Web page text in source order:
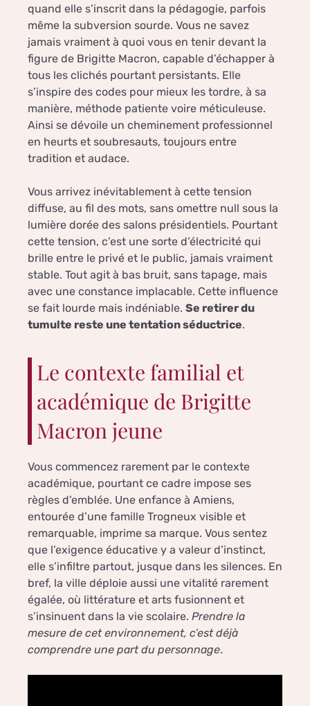
quand elle s’inscrit dans la pédagogie, parfois
même la subversion sourde. Vous ne savez
jamais vraiment à quoi vous en tenir devant la
figure de Brigitte Macron, capable d’échapper à
tous les clichés pourtant persistants. Elle
s’inspire des codes pour mieux les tordre, à sa
manière, méthode patiente voire méticuleuse.
Ainsi se dévoile un cheminement professionnel
en heurts et soubresauts, toujours entre
tradition et audace.
Vous arrivez inévitablement à cette tension
diffuse, au fil des mots, sans omettre null sous la
lumière dorée des salons présidentiels. Pourtant
cette tension, c’est une sorte d’électricité qui
brille entre le privé et le public, jamais vraiment
stable. Tout agit à bas bruit, sans tapage, mais
avec une constance implacable. Cette influence
se fait lourde mais indéniable. Se retirer du
tumulte reste une tentation séductrice.
Le contexte familial et
académique de Brigitte
Macron jeune
Vous commencez rarement par le contexte
académique, pourtant ce cadre impose ses
règles d’emblée. Une enfance à Amiens,
entourée d’une famille Trogneux visible et
remarquable, imprime sa marque. Vous sentez
que l’exigence éducative y a valeur d’instinct,
elle s’infiltre partout, jusque dans les silences. En
bref, la ville déploie aussi une vitalité rarement
égalée, où littérature et arts fusionnent et
s’insinuent dans la vie scolaire. Prendre la
mesure de cet environnement, c’est déjà
comprendre une part du personnage.